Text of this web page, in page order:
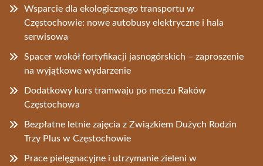
Wsparcie dla ekologicznego transportu w
Częstochowie: nowe autobusy elektryczne i hala
serwisowa
Spacer wokół fortyfikacji jasnogórskich – zaproszenie
na wyjątkowe wydarzenie
Dodatkowy kurs tramwaju po meczu Raków
Częstochowa
Bezpłatne letnie zajęcia z Związkiem Dużych Rodzin
Trzy Plus w Częstochowie
Prace pielęgnacyjne i utrzymanie zieleni w